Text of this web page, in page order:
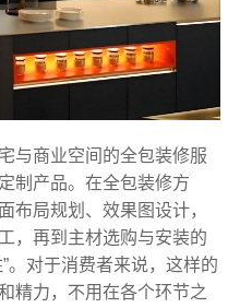
与商业空间的全包装修服
制产品。在全包装修方
布局规划、效果图设计，
，再到主材选购与安装的
。对于消费者来说，这样的
精力，不用在各个环节之